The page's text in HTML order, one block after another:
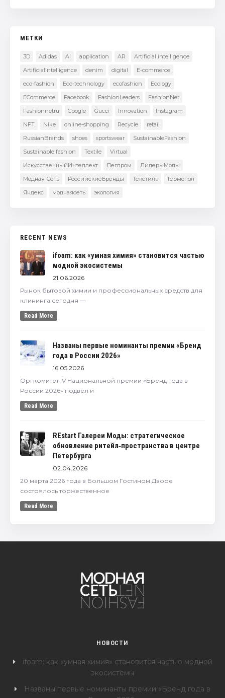
МЕТКИ
3D Adidas AI application AR
Artificial intelligence
ArtificialIntelligence
denim digital
E-commerce
eco-fashion
Eco-technology ecofashion
Ecology
ECommerce
Facebook FashionLeaders
FashionNet
Fashionnetru
Google Gucci Innovation
Instagram
NFT
Nike online-shopping Recycle
retail
RussianBrands
shoes sportswear
SustainableFashion
Sustainable fashion
Textile
Virtual
ИскусственныйИнтеллект
Легпром
ЛидерыМоды
Модная Сеть
РоссийскиеБренды Текстиль
Термопол
Яндекс
моднаясеть экология
RECENT NEWS
ifoam: как «умная химия» становится частью
модной экосистемы
21.06.2026
Рынок бытовой химии и профессиональных средств для
клининга сегодня —
Read More
Названы первые номинанты премии «Бренд
года в России 2026»
16.05.2026
Оргкомитет IV Национальной премии «Бренд года в
России 2026» подвёл и
Read More
REstart Галереи Моды: стратегическое
обновление ритейл‑пространства в центре
Петербурга
02.04.2026
20 марта 2026 года в Большом Гостином Дворе
состоялось торжественное
Read More
НОВОСТИ
ifoam: как «умная химия» становится частью модной
экосистемы
Названы первые номинанты премии «Бренд года в